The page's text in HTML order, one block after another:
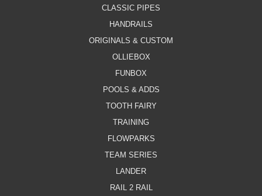
CLASSIC PIPES
HANDRAILS
ORIGINALS & CUSTOM
OLLIEBOX
FUNBOX
POOLS & ADDS
TOOTH FAIRY
TRAINING
FLOWPARKS
TEAM SERIES
LANDER
RAIL 2 RAIL